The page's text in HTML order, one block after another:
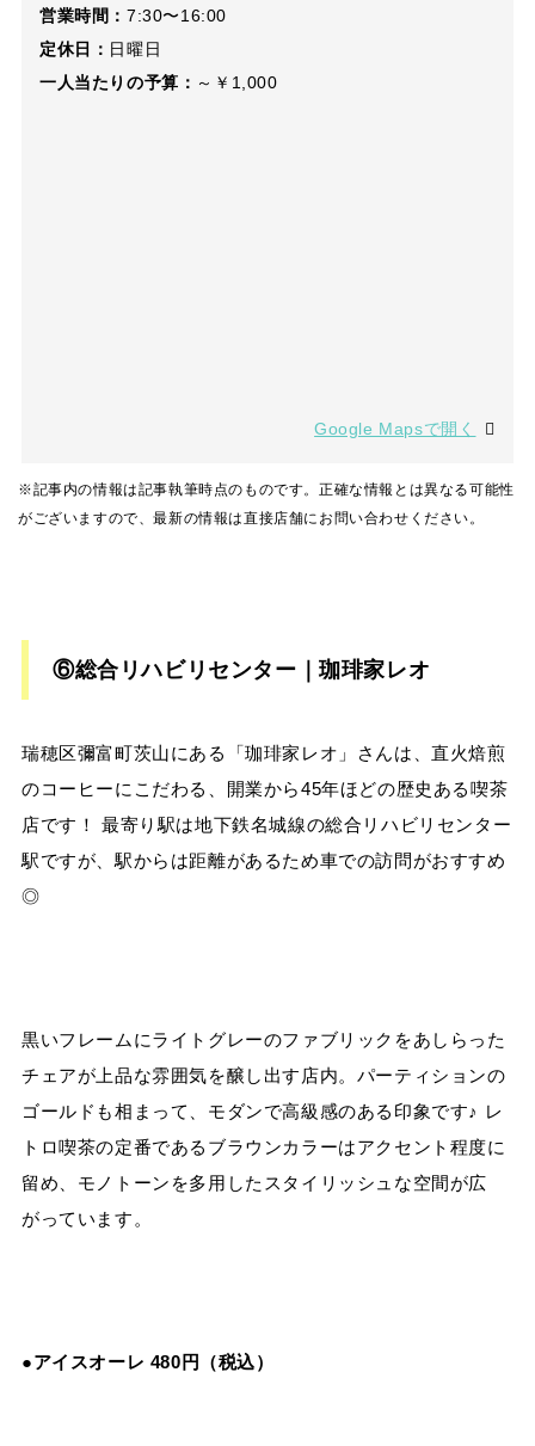
営業時間： 7:30〜16:00
定休日： 日曜日
一人当たりの予算： ～￥1,000
Google Mapsで開く
※記事内の情報は記事執筆時点のものです。正確な情報とは異なる可能性
がございますので、最新の情報は直接店舗にお問い合わせください。
⑥総合リハビリセンター｜珈琲家レオ
瑞穂区彌富町茨山にある「珈琲家レオ」さんは、直火焙煎
のコーヒーにこだわる、開業から45年ほどの歴史ある喫茶
店です！ 最寄り駅は地下鉄名城線の総合リハビリセンター
駅ですが、駅からは距離があるため車での訪問がおすすめ
◎
黒いフレームにライトグレーのファブリックをあしらった
チェアが上品な雰囲気を醸し出す店内。パーティションの
ゴールドも相まって、モダンで高級感のある印象です♪ レ
トロ喫茶の定番であるブラウンカラーはアクセント程度に
留め、モノトーンを多用したスタイリッシュな空間が広
がっています。
●アイスオーレ 480円（税込）